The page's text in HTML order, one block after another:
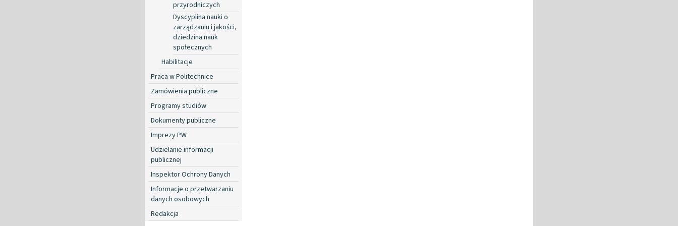
przyrodniczych
Dyscyplina nauki o
zarządzaniu i jakości,
dziedzina nauk
społecznych
Habilitacje
Praca w Politechnice
Zamówienia publiczne
Programy studiów
Dokumenty publiczne
Imprezy PW
Udzielanie informacji
publicznej
Inspektor Ochrony Danych
Informacje o przetwarzaniu
danych osobowych
Redakcja